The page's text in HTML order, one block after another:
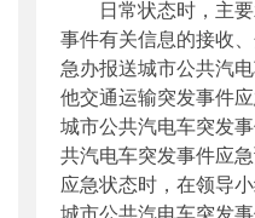
日常状态时，主要
事件有关信息的接收
急办报送城市公共汽
他交通运输突发事件
城市公共汽电车突发
共汽电车突发事件应
应急状态时，在领导
城市公共汽电车突发